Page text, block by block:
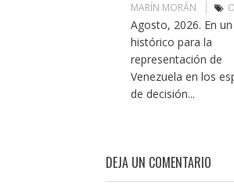
MARÍN MORÁN
Agosto, 2026. En
histórico para la
representación de
Venezuela en los
de decisión...
DEJA UN COMENTARIO